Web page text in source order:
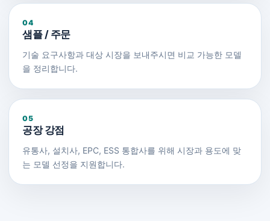
04
샘플 / 주문
기술 요구사항과 대상 시장을 보내주시면 비교 가능한 모델
을 정리합니다.
05
공장 강점
유통사, 설치사, EPC, ESS 통합사를 위해 시장과 용도에 맞
는 모델 선정을 지원합니다.